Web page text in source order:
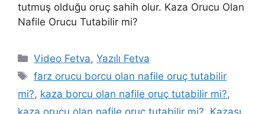
tutmuş olduğu oruç sahih olur. Kaza Orucu Olan
Nafile Orucu Tutabilir mi?
Kategoriler
Video Fetva,Yazılı Fetva
Etiketler
farz orucu borcu olan nafile oruç tutabilir
mi?, kaza borcu olan nafile oruç tutabilir mi?,
kaza orucu olan nafile oruç tutabilir mi?, Kazası